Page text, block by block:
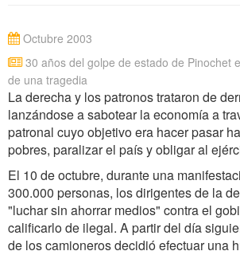
30 años del golpe de estado de Pinochet
de una tragedia
Octubre 2003
La derecha y los patronos trataron de
lanzándose a sabotear la economía a
patronal cuyo objetivo era hacer pasar
pobres, paralizar el país y obligar al
El 10 de octubre, durante una
300.000 personas, los dirigentes de la
"luchar sin ahorrar medios" contra el
calificarlo de ilegal. A partir del día
de los camioneros decidió efectuar una